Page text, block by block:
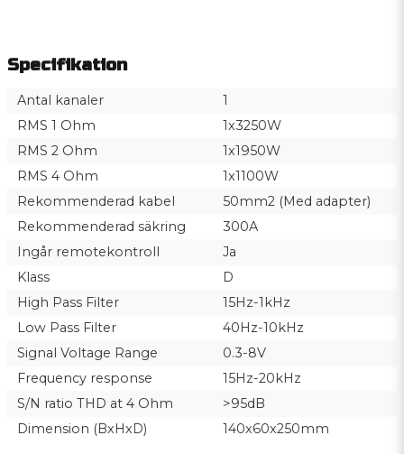
Specifikation
Antal kanaler
1
RMS 1 Ohm
1x3250W
RMS 2 Ohm
1x1950W
RMS 4 Ohm
1x1100W
Rekommenderad kabel
50mm2 (Med adapter)
Rekommenderad säkring
300A
Ingår remotekontroll
Ja
Klass
D
High Pass Filter
15Hz-1kHz
Low Pass Filter
40Hz-10kHz
Signal Voltage Range
0.3-8V
Frequency response
15Hz-20kHz
S/N ratio THD at 4 Ohm
>95dB
Dimension (BxHxD)
140x60x250mm